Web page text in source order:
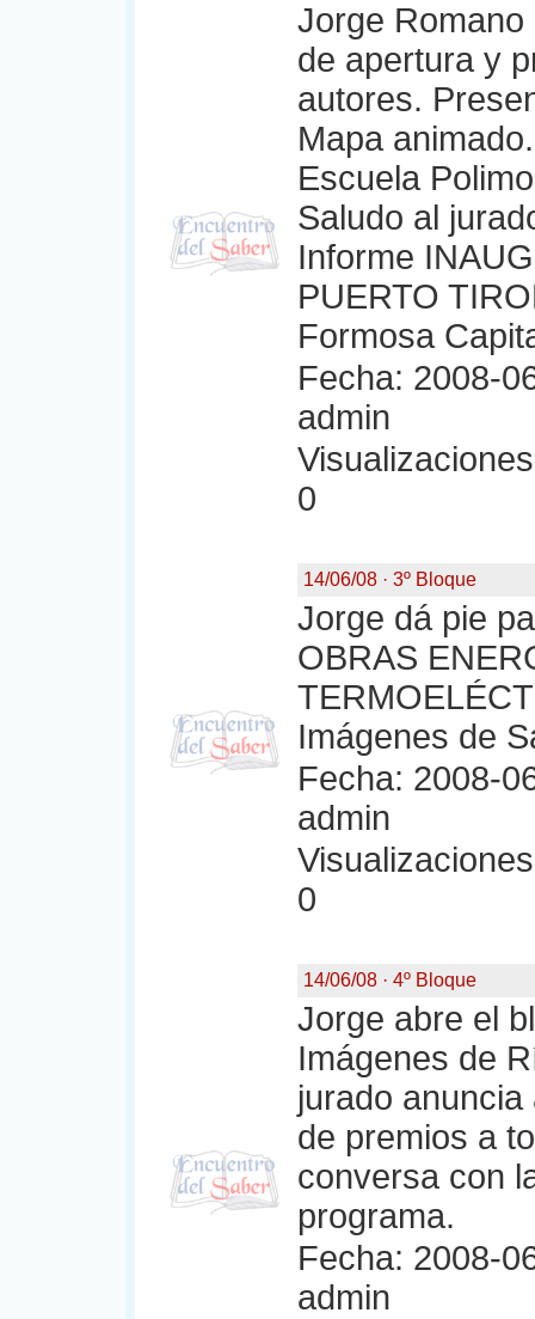
Jorge
de apertura y
autores.
Mapa
Escuela
Saludo al
Informe
PUERTO
Formosa
Fecha: 2008-
admin
0
14/06/08 · 3º Bloque
Jorge dá pie
OBRAS
Imágenes de
Fecha: 2008-
admin
0
14/06/08 · 4º Bloque
Jorge abre el
Imágenes de
jurado
de premios a
conversa con
programa.
Fecha: 2008-
admin